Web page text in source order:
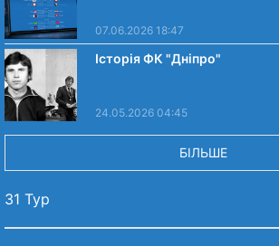
07.06.2026 18:47
Історія ФК "Дніпро"
24.05.2026 04:45
БІЛЬШЕ
31 Тур